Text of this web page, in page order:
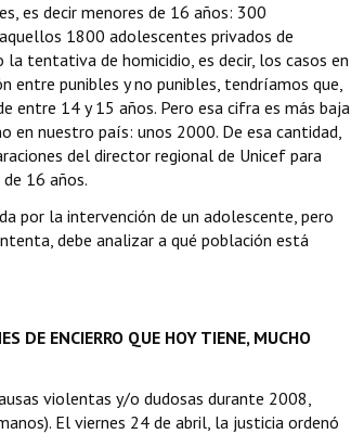
es decir menores de 16 años: 300
1800 adolescentes privados de
tentativa de homicidio, es decir, los casos en
entre punibles y no punibles, tendríamos que,
entre 14 y 15 años. Pero esa cifra es más baja
nuestro país: unos 2000. De esa cantidad,
del director regional de Unicef para
16 años.
por la intervención de un adolescente, pero
debe analizar a qué población está
DE ENCIERRO QUE HOY TIENE, MUCHO
violentas y/o dudosas durante 2008,
El viernes 24 de abril, la justicia ordenó